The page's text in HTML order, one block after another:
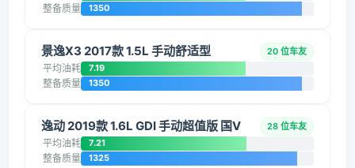
整备质量 1350
景逸X3 2017款 1.5L 手动舒适型 20 位车友
平均油耗 7.19
整备质量 1350
逸动 2019款 1.6L GDI 手动超值版 国V 28 位车友
平均油耗 7.21
整备质量 1325